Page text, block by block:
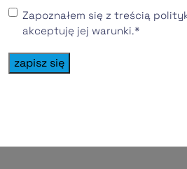
Consentimiento*
Zapoznałem się z treścią
akceptuję jej warunki.*